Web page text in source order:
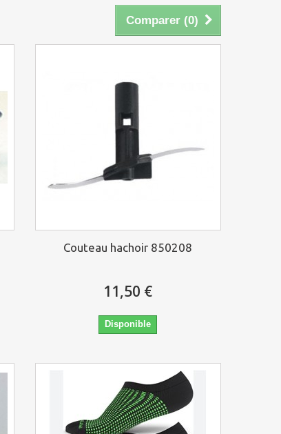
Comparer (0)
Couteau hachoir 850208
11,50 €
Disponible